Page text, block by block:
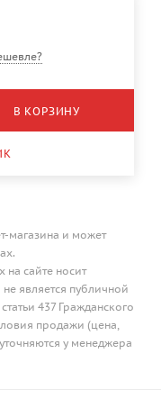
В КОРЗИНУ
магазина и может
сайте носит
является публичной
437 Гражданского
продажи (цена,
у менеджера